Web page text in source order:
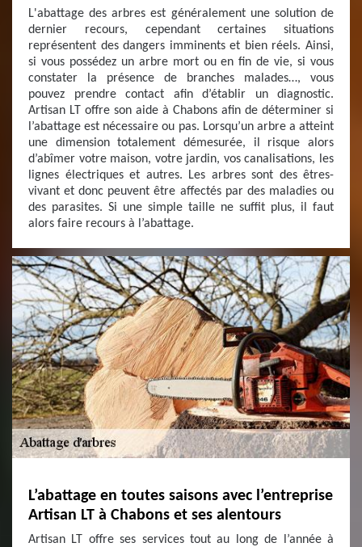
L'abattage des arbres est généralement une solution de
dernier recours, cependant certaines situations
représentent des dangers imminents et bien réels. Ainsi,
si vous possédez un arbre mort ou en fin de vie, si vous
constater la présence de branches malades…, vous
pouvez prendre contact afin d’établir un diagnostic.
Artisan LT offre son aide à Chabons afin de déterminer si
l’abattage est nécessaire ou pas. Lorsqu’un arbre a atteint
une dimension totalement démesurée, il risque alors
d’abîmer votre maison, votre jardin, vos canalisations, les
lignes électriques et autres. Les arbres sont des êtres-
vivant et donc peuvent être affectés par des maladies ou
des parasites. Si une simple taille ne suffit plus, il faut
alors faire recours à l’abattage.
L’abattage en toutes saisons avec l’entreprise
Artisan LT à Chabons et ses alentours
Artisan LT offre ses services tout au long de l’année à